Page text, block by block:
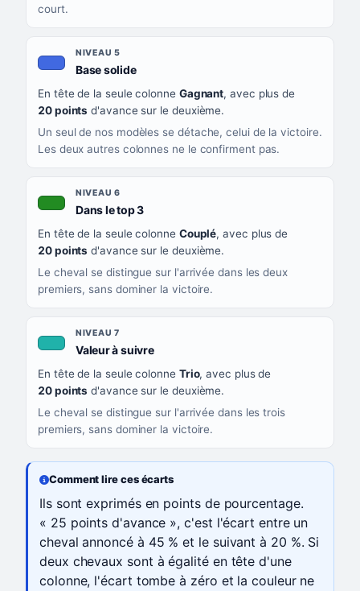
court.
NIVEAU 5
Base solide, couleur bleu roi
En tête de la seule colonne Gagnant, avec plus de
20 points d'avance sur le deuxième.
Un seul de nos modèles se détache, celui de la victoire.
Les deux autres colonnes ne le confirment pas.
NIVEAU 6
Dans le top 3, couleur verte
En tête de la seule colonne Couplé, avec plus de
20 points d'avance sur le deuxième.
Le cheval se distingue sur l'arrivée dans les deux
premiers, sans dominer la victoire.
NIVEAU 7
Valeur à suivre, couleur turquoise
En tête de la seule colonne Trio, avec plus de
20 points d'avance sur le deuxième.
Le cheval se distingue sur l'arrivée dans les trois
premiers, sans dominer la victoire.
Comment lire ces écarts
Ils sont exprimés en points de pourcentage.
« 25 points d'avance », c'est l'écart entre un
cheval annoncé à 45 % et le suivant à 20 %. Si
deux chevaux sont à égalité en tête d'une
colonne, l'écart tombe à zéro et la couleur ne